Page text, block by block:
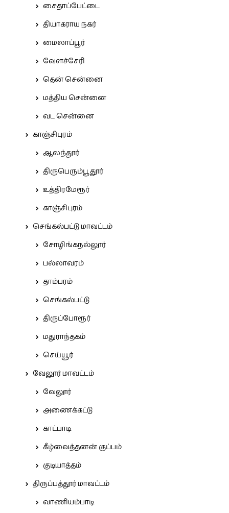
சைதாப்பேட்டை
தியாகராய நகர்
மைலாப்பூர்
வேளச்சேரி
தென் சென்னை
மத்திய சென்னை
வட சென்னை
காஞ்சிபுரம்
ஆலந்தூர்
திருபெரும்பூதூர்
உத்திரமேரூர்
காஞ்சிபுரம்
செங்கல்பட்டு மாவட்டம்
சோழிங்கநல்லூர்
பல்லாவரம்
தாம்பரம்
செங்கல்பட்டு
திருப்போரூர்
மதுராந்தகம்
செய்யூர்
வேலூர் மாவட்டம்
வேலூர்
அணைக்கட்டு
காட்பாடி
கீழ்வைத்தனன் குப்பம்
குடியாத்தம்
திருப்பத்தூர் மாவட்டம்
வாணியம்பாடி